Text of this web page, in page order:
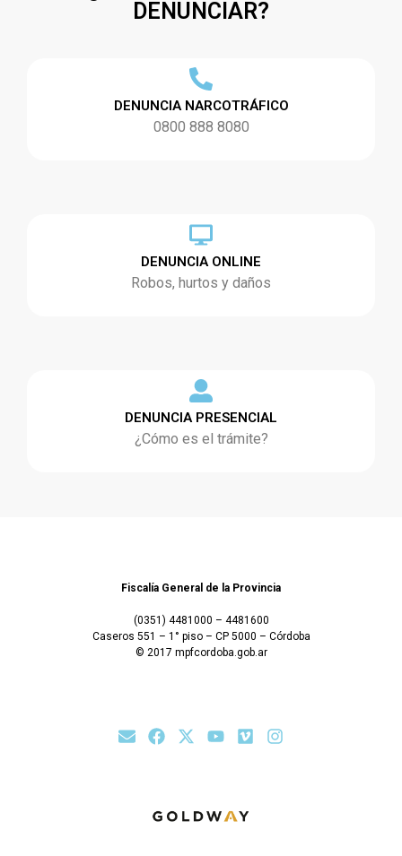
DENUNCIAR?
DENUNCIA NARCOTRÁFICO
0800 888 8080
DENUNCIA ONLINE
Robos, hurtos y daños
DENUNCIA PRESENCIAL
¿Cómo es el trámite?
Fiscalía General de la Provincia
(0351) 4481000 – 4481600
Caseros 551 – 1° piso – CP 5000 – Córdoba
© 2017 mpfcordoba.gob.ar